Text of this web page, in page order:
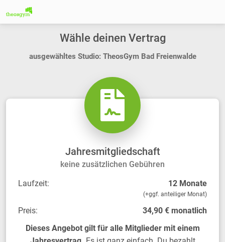
Wähle deinen Vertrag
ausgewähltes Studio: TheosGym Bad Freienwalde
Jahresmitgliedschaft
keine zusätzlichen Gebühren
Laufzeit:
12 Monate
(+ggf. anteiliger Monat)
Preis:
34,90 € monatlich
Dieses Angebot gilt für alle Mitglieder mit einem